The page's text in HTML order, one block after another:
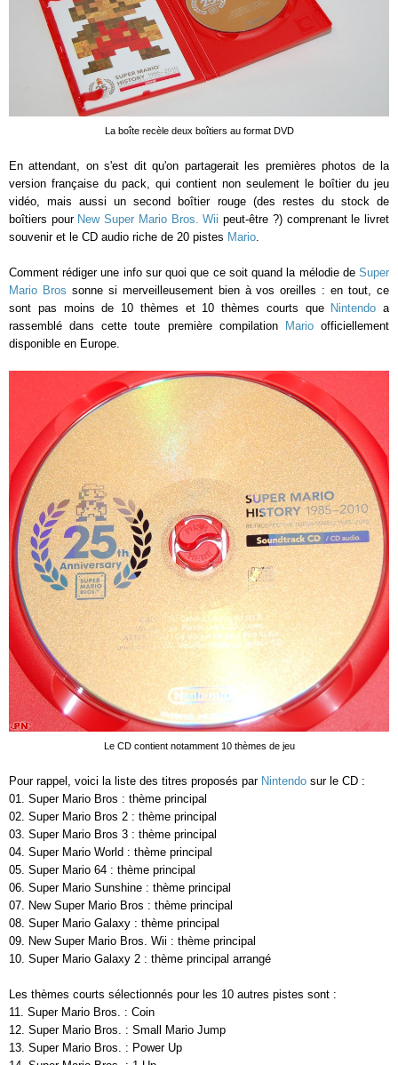
La boîte recèle deux boîtiers au format DVD
En attendant, on s'est dit qu'on partagerait les premières photos de la
version française du pack, qui contient non seulement le boîtier du jeu
vidéo, mais aussi un second boîtier rouge (des restes du stock de
boîtiers pour New Super Mario Bros. Wii peut-être ?) comprenant le livret
souvenir et le CD audio riche de 20 pistes Mario.
Comment rédiger une info sur quoi que ce soit quand la mélodie de Super
Mario Bros sonne si merveilleusement bien à vos oreilles : en tout, ce
sont pas moins de 10 thèmes et 10 thèmes courts que Nintendo a
rassemblé dans cette toute première compilation
Marioofficiellement
disponible en Europe.
Le CD contient notamment 10 thèmes de jeu
Pour rappel, voici la liste des titres proposés par Nintendo sur le CD :
01. Super Mario Bros : thème principal
02. Super Mario Bros 2 : thème principal
03. Super Mario Bros 3 : thème principal
04. Super Mario World : thème principal
05. Super Mario 64 : thème principal
06. Super Mario Sunshine : thème principal
07. New Super Mario Bros : thème principal
08. Super Mario Galaxy : thème principal
09. New Super Mario Bros. Wii : thème principal
10. Super Mario Galaxy 2 : thème principal arrangé
Les thèmes courts sélectionnés pour les 10 autres pistes sont :
11. Super Mario Bros. : Coin
12. Super Mario Bros. : Small Mario Jump
13. Super Mario Bros. : Power Up